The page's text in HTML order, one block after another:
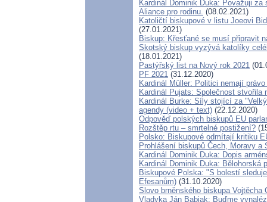
Kardinál Dominik Duka: Považuji
Aliance pro rodinu. (08.02.2021)
Katoličtí biskupové v listu Joeovi
(27.01.2021)
Biskup: Křesťané se musí připravit
Skotský biskup vyzývá katolíky
(18.01.2021)
Pastýřský list na Nový rok 2021
PF 2021 (31.12.2020)
Kardinál Müller: Politici nemají
Kardinál Pujats: Společnost stvořila
Kardinál Burke: Síly stojící za
agendy (video + text) (22.12.2020)
Odpověď polských biskupů EU
Rozštěp rtu – smrtelné postižení?
Polsko: Biskupové odmítají kritiku
Prohlášení biskupů Čech, Moravy a
Kardinál Dominik Duka: Dopis
Kardinál Dominik Duka: Bělohorská
Biskupové Polska: "S bolestí
Efesanům) (31.10.2020)
Slovo brněnského biskupa
Vladyka Ján Babjak: Buďme